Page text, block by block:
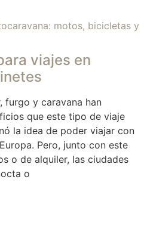
viajes en
furgo y caravana han
que este tipo de viaje
la idea de poder viajar con
Pero, junto con este
o de alquiler, las ciudades
o